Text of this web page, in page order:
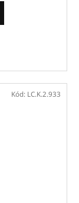
Kód: LC.K.2.933